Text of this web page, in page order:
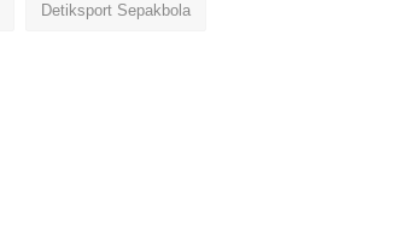
Detiksport Sepakbola